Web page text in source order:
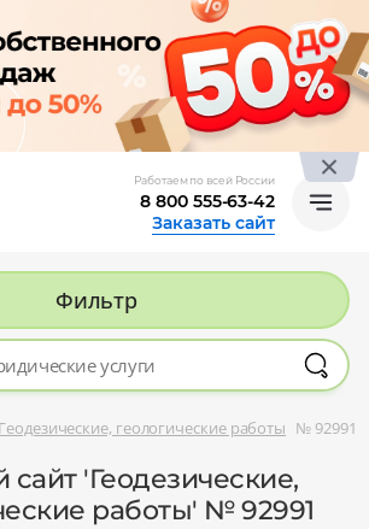
Работаем по всей России
8 800 555-63-42
Заказать сайт
Фильтр
Геодезические, геологические работы № 92991
сайт 'Геодезические,
работы' № 92991